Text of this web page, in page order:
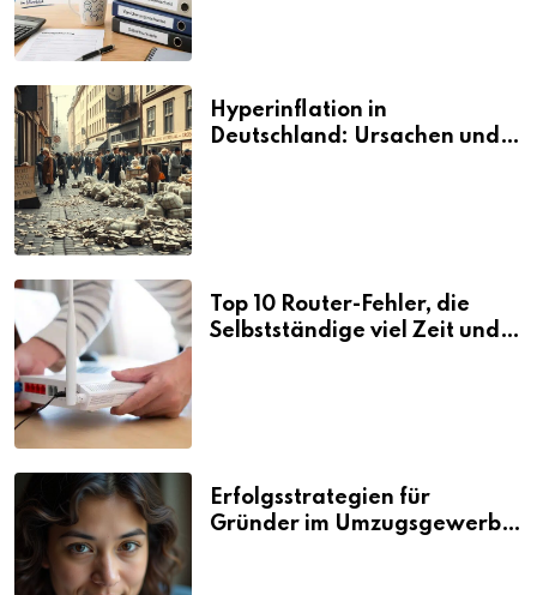
Hyperinflation in
Deutschland: Ursachen und
Top 10 Router-Fehler, die
Selbstständige viel Zeit und
Erfolgsstrategien für
Gründer im Umzugsgewerbe